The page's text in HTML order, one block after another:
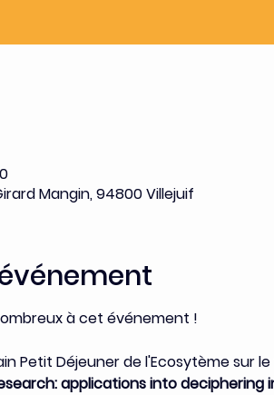
Mangin, 94800 Villejuif
à cet événement !
Petit Déjeuner de l'Ecosytème sur
applications into deciphering